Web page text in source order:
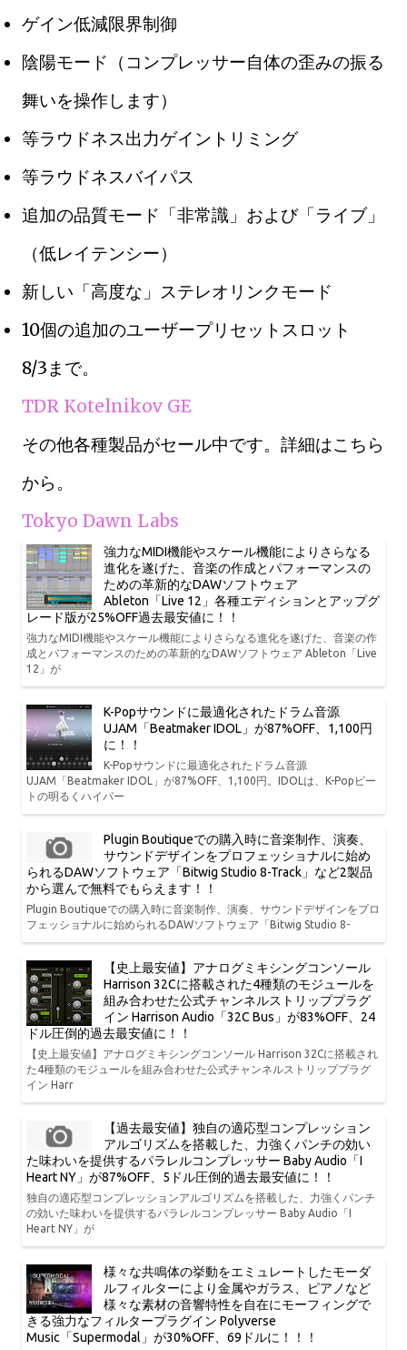
ゲイン低減限界制御
陰陽モード（コンプレッサー自体の歪みの振る
舞いを操作します）
等ラウドネス出力ゲイントリミング
等ラウドネスバイパス
追加の品質モード「非常識」および「ライブ」
（低レイテンシー）
新しい「高度な」ステレオリンクモード
10個の追加のユーザープリセットスロット
8/3まで。
TDR Kotelnikov GE
その他各種製品がセール中です。詳細はこちら
から。
Tokyo Dawn Labs
強力なMIDI機能やスケール機能によりさらなる
進化を遂げた、音楽の作成とパフォーマンスの
ための革新的なDAWソフトウェア
Ableton「Live 12」各種エディションとアップグ
レード版が25%OFF過去最安値に！！
強力なMIDI機能やスケール機能によりさらなる進化を遂げた、音楽の作
成とパフォーマンスのための革新的なDAWソフトウェア Ableton「Live
12」が
K-Popサウンドに最適化されたドラム音源
UJAM「Beatmaker IDOL」が87%OFF、1,100円
に！！
K-Popサウンドに最適化されたドラム音源
UJAM「Beatmaker IDOL」が87%OFF、1,100円。IDOLは、K-Popビー
トの明るくハイパー
Plugin Boutiqueでの購入時に音楽制作、演奏、
サウンドデザインをプロフェッショナルに始め
られるDAWソフトウェア「Bitwig Studio 8-Track」など2製品
から選んで無料でもらえます！！
Plugin Boutiqueでの購入時に音楽制作、演奏、サウンドデザインをプロ
フェッショナルに始められるDAWソフトウェア「Bitwig Studio 8-
【史上最安値】アナログミキシングコンソール
Harrison 32Cに搭載された4種類のモジュールを
組み合わせた公式チャンネルストリッププラグ
イン Harrison Audio「32C Bus」が83%OFF、24
ドル圧倒的過去最安値に！！
【史上最安値】アナログミキシングコンソール Harrison 32Cに搭載され
た4種類のモジュールを組み合わせた公式チャンネルストリッププラグ
イン Harr
【過去最安値】独自の適応型コンプレッション
アルゴリズムを搭載した、力強くパンチの効い
た味わいを提供するパラレルコンプレッサー Baby Audio「I
Heart NY」が87%OFF、5ドル圧倒的過去最安値に！！
独自の適応型コンプレッションアルゴリズムを搭載した、力強くパンチ
の効いた味わいを提供するパラレルコンプレッサー Baby Audio「I
Heart NY」が
様々な共鳴体の挙動をエミュレートしたモーダ
ルフィルターにより金属やガラス、ピアノなど
様々な素材の音響特性を自在にモーフィングで
きる強力なフィルタープラグイン Polyverse
Music「Supermodal」が30%OFF、69ドルに！！！